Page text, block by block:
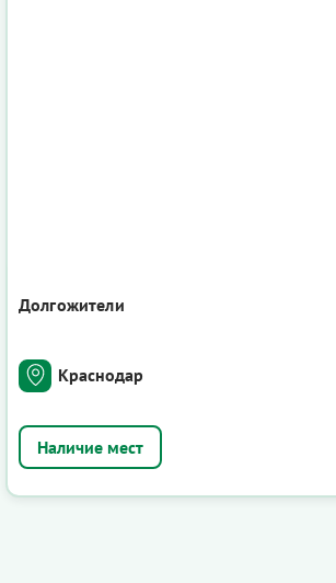
Долгожители
Краснодар